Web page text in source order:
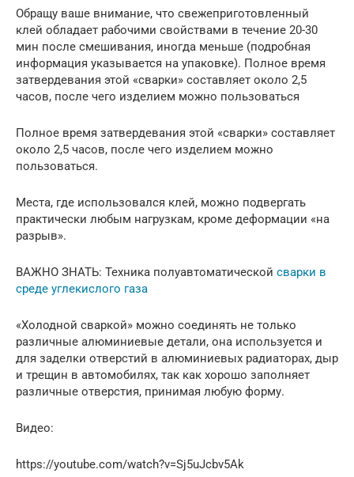
Обращу ваше внимание, что свежеприготовленный
клей обладает рабочими свойствами в течение 20-30
мин после смешивания, иногда меньше (подробная
информация указывается на упаковке). Полное время
затвердевания этой «сварки» составляет около 2,5
часов, после чего изделием можно пользоваться
Полное время затвердевания этой «сварки» составляет
около 2,5 часов, после чего изделием можно
пользоваться.
Места, где использовался клей, можно подвергать
практически любым нагрузкам, кроме деформации «на
разрыв».
ВАЖНО ЗНАТЬ: Техника полуавтоматической сварки в
среде углекислого газа
«Холодной сваркой» можно соединять не только
различные алюминиевые детали, она используется и
для заделки отверстий в алюминиевых радиаторах, дыр
и трещин в автомобилях, так как хорошо заполняет
различные отверстия, принимая любую форму.
Видео:
https://youtube.com/watch?v=Sj5uJcbv5Ak